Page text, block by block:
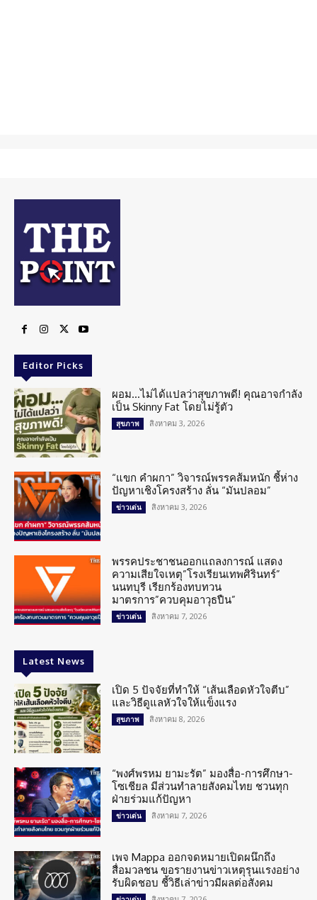
Editor Picks
ผอม…ไม่ได้แปลว่าสุขภาพดี! คุณอาจกำลัง
เป็น Skinny Fat โดยไม่รู้ตัว
สุขภาพ สิงหาคม 3, 2026
“แขก คำผกา” วิจารณ์พรรคส้มหนัก ชี้ห่าง
ปัญหาเชิงโครงสร้าง ลั่น “มันปลอม”
ข่าวเด่น สิงหาคม 3, 2026
พรรคประชาชนออกแถลงการณ์ แสดง
ความเสียใจเหตุ”โรงเรียนเทพศิรินทร์”
นนทบุรี เรียกร้องทบทวน
มาตรการ”ควบคุมอาวุธปืน”
ข่าวเด่น สิงหาคม 7, 2026
Latest News
เปิด 5 ปัจจัยที่ทำให้ “เส้นเลือดหัวใจตีบ”
และวิธีดูแลหัวใจให้แข็งแรง
สุขภาพ สิงหาคม 8, 2026
“พงศ์พรหม ยามะรัต” มองสื่อ-การศึกษา-
โซเชียล มีส่วนทำลายสังคมไทย ชวนทุก
ฝ่ายร่วมแก้ปัญหา
ข่าวเด่น สิงหาคม 7, 2026
เพจ Mappa ออกจดหมายเปิดผนึกถึง
สื่อมวลชน ขอรายงานข่าวเหตุรุนแรงอย่าง
รับผิดชอบ ชี้วิธีเล่าข่าวมีผลต่อสังคม